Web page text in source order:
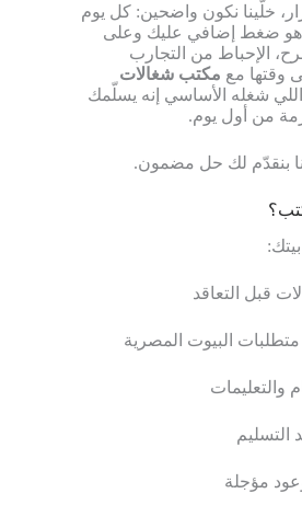
خلّينا نكون واضحين: كل يوم
هو ضغط إضافي عليك وعلى
الإحباط من التجارب
وقتها مع مكتب شغالات
اللي شغله الأساسي إنه يسلّمك
من أول يوم.
بنقدّم لك حل مضمون.
قبل التعاقد
البيوت المصرية
والتعليمات
التسليم
مؤجلة